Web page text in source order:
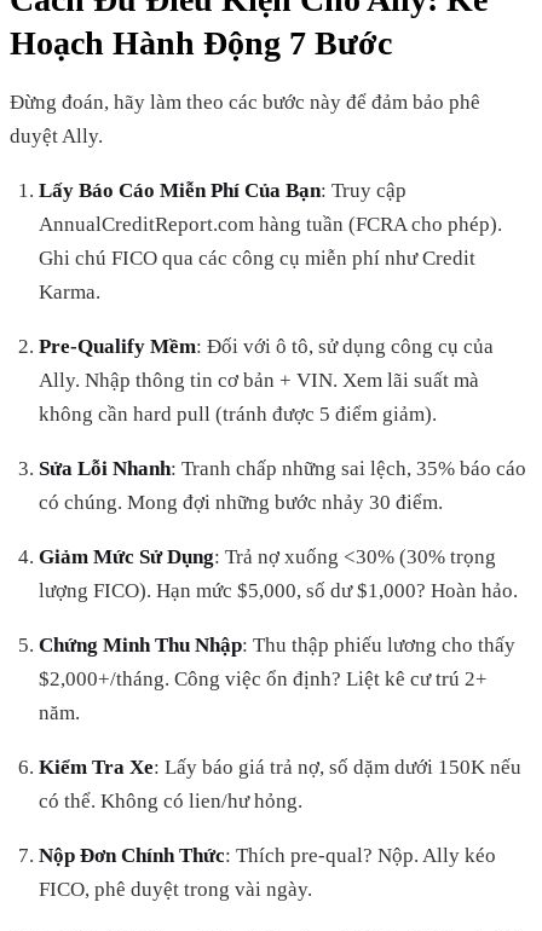
Hoạch Hành Động 7 Bước
Đừng đoán, hãy làm theo các bước này để đảm bảo phê
duyệt Ally.
Lấy Báo Cáo Miễn Phí Của Bạn: Truy cập
AnnualCreditReport.com hàng tuần (FCRA cho phép).
Ghi chú FICO qua các công cụ miễn phí như Credit
Karma.
Pre-Qualify Mềm: Đối với ô tô, sử dụng công cụ của
Ally. Nhập thông tin cơ bản + VIN. Xem lãi suất mà
không cần hard pull (tránh được 5 điểm giảm).
Sửa Lỗi Nhanh: Tranh chấp những sai lệch, 35% báo cáo
có chúng. Mong đợi những bước nhảy 30 điểm.
Giảm Mức Sử Dụng: Trả nợ xuống <30% (30% trọng
lượng FICO). Hạn mức $5,000, số dư $1,000? Hoàn hảo.
Chứng Minh Thu Nhập: Thu thập phiếu lương cho thấy
$2,000+/tháng. Công việc ổn định? Liệt kê cư trú 2+
năm.
Kiểm Tra Xe: Lấy báo giá trả nợ, số dặm dưới 150K nếu
có thể. Không có lien/hư hỏng.
Nộp Đơn Chính Thức: Thích pre-qual? Nộp. Ally kéo
FICO, phê duyệt trong vài ngày.